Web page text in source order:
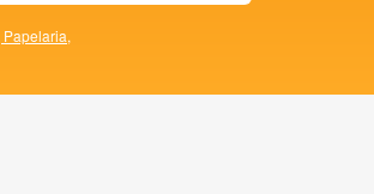
Papelaria,